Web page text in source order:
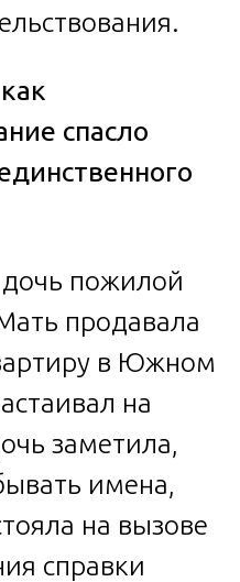
спасло
пожилой
продавала
в Южном
на
заметила,
имена,
на вызове
справки